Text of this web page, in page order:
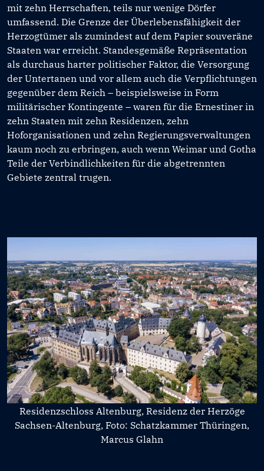
mit zehn Herrschaften, teils nur wenige Dörfer
umfassend. Die Grenze der Überlebensfähigkeit der
Herzogtümer als zumindest auf dem Papier souveräne
Staaten war erreicht. Standesgemäße Repräsentation
als durchaus harter politischer Faktor, die Versorgung
der Untertanen und vor allem auch die Verpflichtungen
gegenüber dem Reich – beispielsweise in Form
militärischer Kontingente – waren für die Ernestiner in
zehn Staaten mit zehn Residenzen, zehn
Hoforganisationen und zehn Regierungsverwaltungen
kaum noch zu erbringen, auch wenn Weimar und Gotha
Teile der Verbindlichkeiten für die abgetrennten
Gebiete zentral trugen.
Residenzschloss Altenburg, Residenz der Herzöge
Sachsen-Altenburg, Foto: Schatzkammer Thüringen,
Marcus Glahn